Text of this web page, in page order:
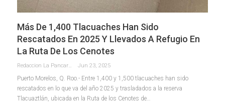
Más De 1,400 Tlacuaches Han Sido
Rescatados En 2025 Y Llevados A Refugio En
La Ruta De Los Cenotes
Redaccion La Pancarta De Quintana Roo Jun 23, 2025
Puerto Morelos, Q. Roo.- Entre 1,400 y 1,500 tlacuaches han sido
rescatados en lo que va del año 2025 y trasladados a la reserva
Tlacuaztlán, ubicada en la Ruta de los Cenotes de…